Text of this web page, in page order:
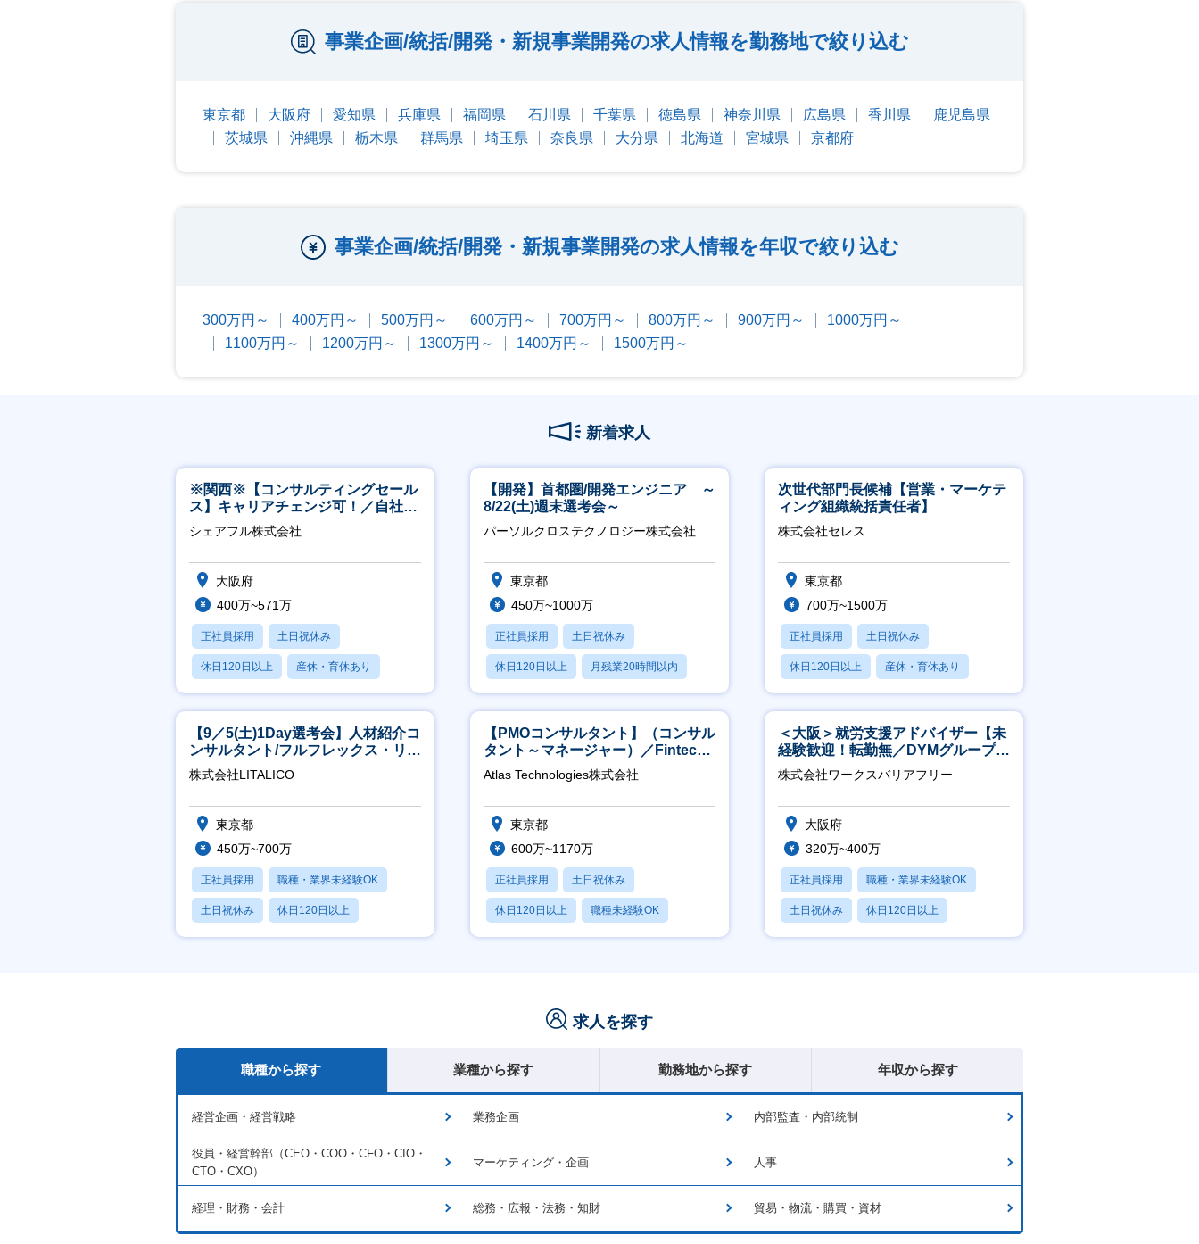
事業企画/統括/開発・新規事業開発の求人情報を勤務地で絞り込む
東京都 大阪府 愛知県 兵庫県 福岡県 石川県 千葉県 徳島県 神奈川県 広島県 香川県
鹿児島県
茨城県
沖縄県 栃木県 群馬県 埼玉県 奈良県 大分県 北海道 宮城県 京都府
事業企画/統括/開発・新規事業開発の求人情報を年収で絞り込む
300万円～ 400万円～ 500万円～ 600万円～ 700万円～ 800万円～ 900万円～
1000万円～
1100万円～
1200万円～ 1300万円～ 1400万円～ 1500万円～
新着求人
※関西※【コンサルティングセール
ス】キャリアチェンジ可！／自社サ
ービス『シェアフル』の営業
シェアフル株式会社
大阪府
400万~571万
正社員採用 土日祝休み
休日120日以上 産休・育休あり
賞与あり
【開発】首都圏/開発エンジニア ～
8/22(土)週末選考会～
パーソルクロステクノロジー株式会社
東京都
450万~1000万
正社員採用 土日祝休み
休日120日以上 月残業20時間以内
賞与あり
次世代部門長候補【営業・マーケテ
ィング組織統括責任者】
株式会社セレス
東京都
700万~1500万
正社員採用 土日祝休み
休日120日以上 産休・育休あり
賞与あり
【9／5(土)1Day選考会】人材紹介コ
ンサルタント/フルフレックス・リモ
ート/育休最長6年取得可
株式会社LITALICO
東京都
450万~700万
正社員採用 職種・業界未経験OK
土日祝休み 休日120日以上
産休・育休あり
【PMOコンサルタント】（コンサル
タント～マネージャー）／Fintech
領域／設立5年弱で上場
Atlas Technologies株式会社
東京都
600万~1170万
正社員採用 土日祝休み
休日120日以上 職種未経験OK
産休・育休あり
＜大阪＞就労支援アドバイザー【未
経験歓迎！転勤無／DYMグループ／
ホスピタリティ高い方歓迎／土日
祝】
株式会社ワークスバリアフリー
大阪府
320万~400万
正社員採用 職種・業界未経験OK
土日祝休み 休日120日以上
産休・育休あり
求人を探す
職種から探す 業種から探す 勤務地から探す 年収から探す
経営企画・経営戦略 業務企画 内部監査・内部統制
役員・経営幹部（CEO・COO・CFO・CIO・
CTO・CXO）
マーケティング・企画 人事
経理・財務・会計 総務・広報・法務・知財 貿易・物流・購買・資材